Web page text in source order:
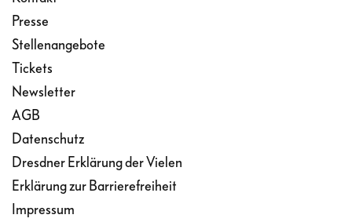
Presse
Stellenangebote
Tickets
Newsletter
AGB
Datenschutz
Dresdner Erklärung der Vielen
Erklärung zur Barrierefreiheit
Impressum